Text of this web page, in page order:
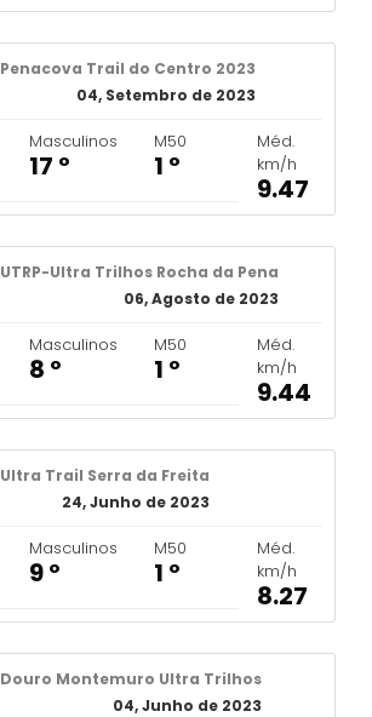
Penacova Trail do Centro 2023
04, Setembro de 2023
Masculinos
17 º
M50
1 º
Méd.
km/h
9.47
UTRP-Ultra Trilhos Rocha da Pena
06, Agosto de 2023
Masculinos
8 º
M50
1 º
Méd.
km/h
9.44
Ultra Trail Serra da Freita
24, Junho de 2023
Masculinos
9 º
M50
1 º
Méd.
km/h
8.27
Douro Montemuro Ultra Trilhos
04, Junho de 2023